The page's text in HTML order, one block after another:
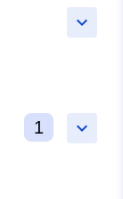
keyboard_arrow_down
keyboard_arrow_down
1